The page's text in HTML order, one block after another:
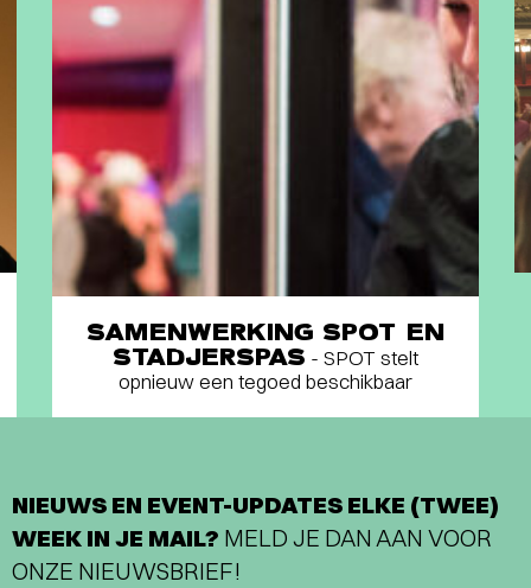
SAMENWERKING SPOT EN
STADJERSPAS - SPOT stelt
opnieuw een tegoed beschikbaar
NIEUWS EN EVENT-UPDATES ELKE (TWEE)
WEEK IN JE MAIL? MELD JE DAN AAN VOOR
ONZE NIEUWSBRIEF!